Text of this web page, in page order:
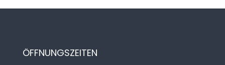
ÖFFNUNGSZEITEN